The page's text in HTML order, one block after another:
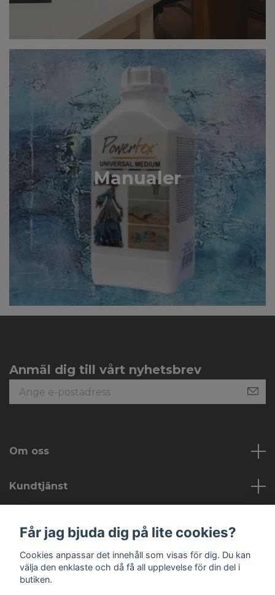
Manualer
Anmäl dig till vårt nyhetsbrev
Om oss
Kundtjänst
Sociala medier
Får jag bjuda dig på lite cookies?
Cookies anpassar det innehåll som visas för dig. Du kan
välja den enklaste och då få all upplevelse för din del i
butiken.